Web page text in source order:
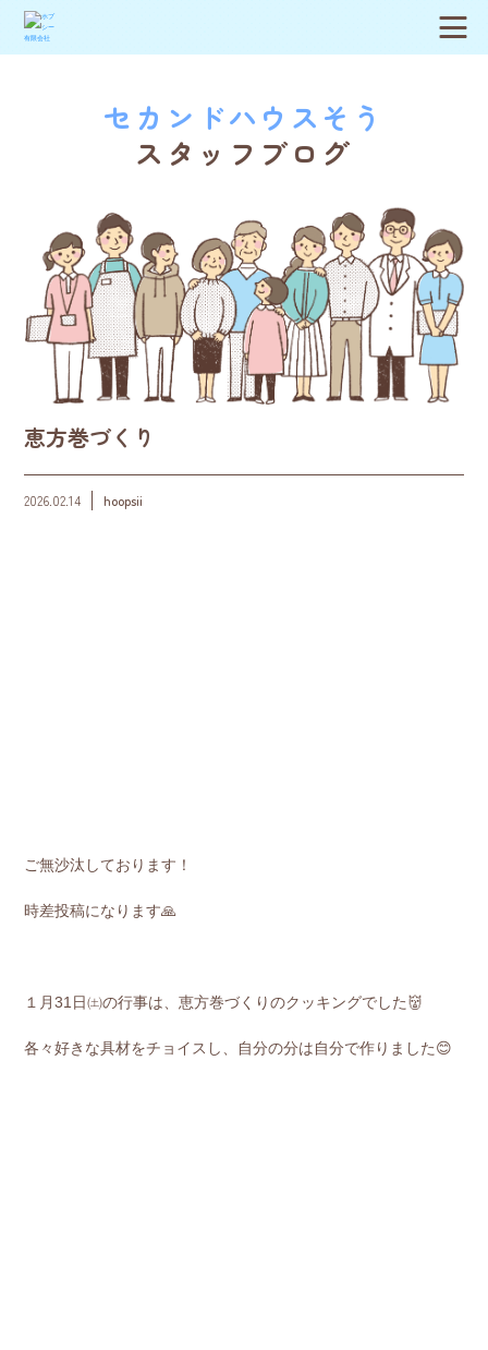
セカンドハウスそう
スタッフブログ
恵方巻づくり
2026.02.14 hoopsii
ご無沙汰しております！
時差投稿になります🙏
１月31日㈯の行事は、恵方巻づくりのクッキングでした👹
各々好きな具材をチョイスし、自分の分は自分で作りました😊